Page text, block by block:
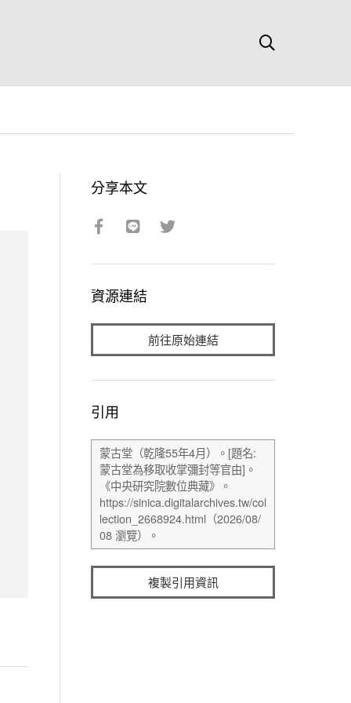
分享本文
資源連結
前往原始連結
引用
複製引用資訊